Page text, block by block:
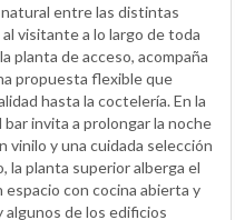
entre las distintas
visitante a lo largo de toda
planta de acceso, acompaña
propuesta flexible que
hasta la coctelería. En la
invita a prolongar la noche
vinilo y una cuidada selección
la planta superior alberga el
con cocina abierta y
algunos de los edificios